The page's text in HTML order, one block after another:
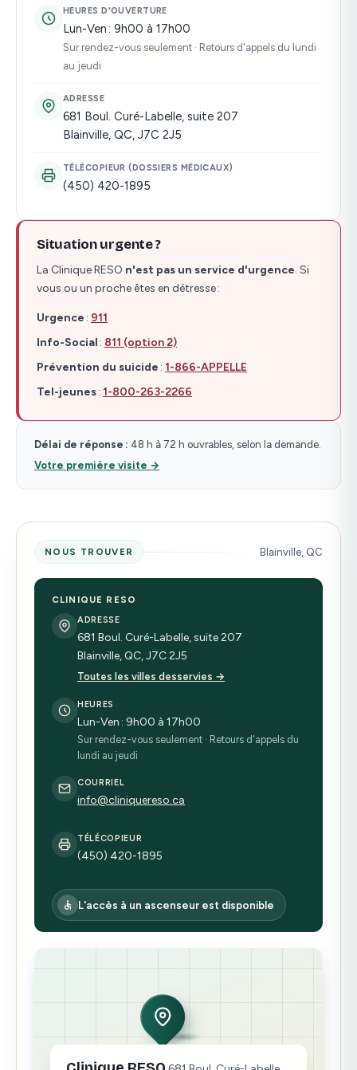
HEURES D'OUVERTURE
Lun-Ven : 9h00 à 17h00
Sur rendez-vous seulement · Retours d'appels du lundi
au jeudi
ADRESSE
681 Boul. Curé-Labelle, suite 207
Blainville, QC, J7C 2J5
TÉLÉCOPIEUR (DOSSIERS MÉDICAUX)
(450) 420-1895
Situation urgente ?
La Clinique RESO n'est pas un service d'urgence. Si
vous ou un proche êtes en détresse :
Urgence : 911
Info-Social : 811 (option 2)
Prévention du suicide : 1-866-APPELLE
Tel-jeunes: 1-800-263-2266
Délai de réponse : 48 h à 72 h ouvrables, selon la demande.
Votre première visite →
NOUS TROUVER Blainville, QC
CLINIQUE RESO
ADRESSE
681 Boul. Curé-Labelle, suite 207
Blainville, QC, J7C 2J5
Toutes les villes desservies →
HEURES
Lun-Ven : 9h00 à 17h00
Sur rendez-vous seulement · Retours d'appels du
lundi au jeudi
COURRIEL
info@cliniquereso.ca
TÉLÉCOPIEUR
(450) 420-1895
L'accès à un ascenseur est disponible